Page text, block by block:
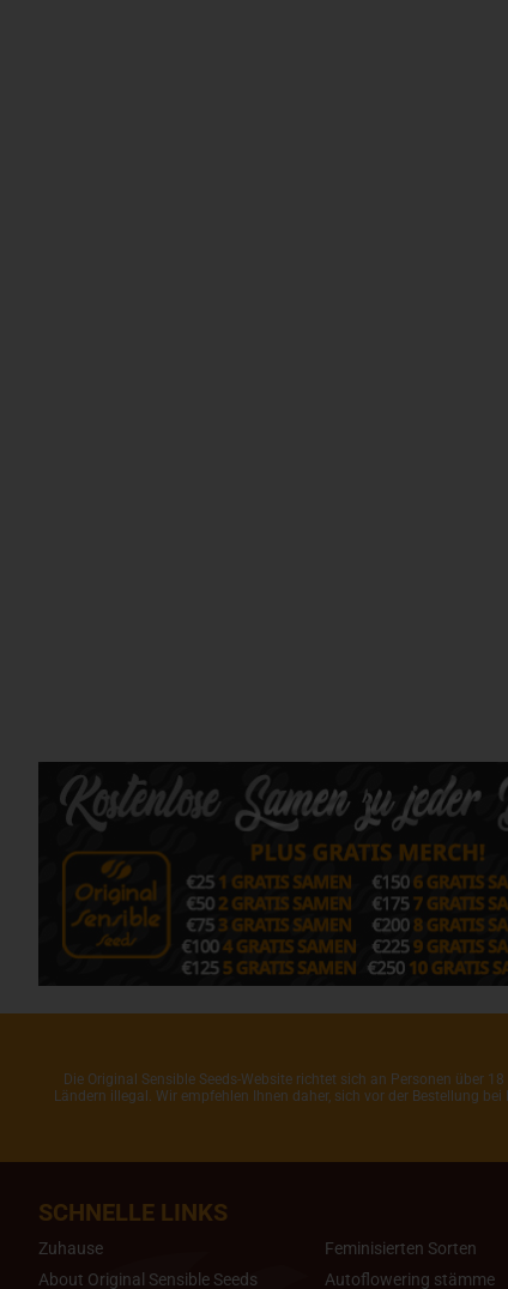
Die Original Sensible Seeds-Website richtet sich an Personen über
Ländern illegal. Wir empfehlen Ihnen daher, sich vor der Bestellung
SCHNELLE LINKS
Zuhause
About Original Sensible Seeds
Feminisierten Sorten
Autoflowering stämme